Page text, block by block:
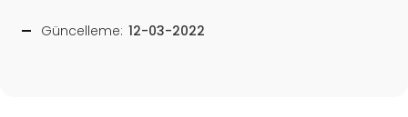
Güncelleme: 12-03-2022